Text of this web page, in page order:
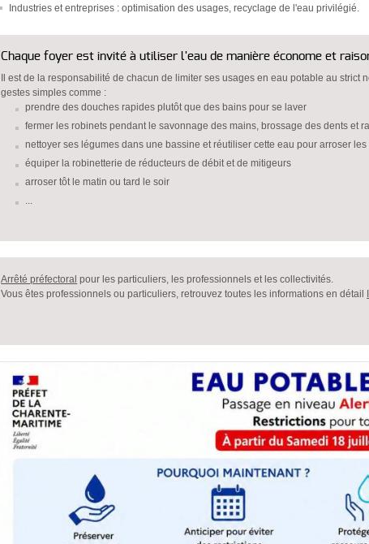
Industries et entreprises : optimisation des usages, recyclage de l'eau privilégié.
Chaque foyer est invité à utiliser l'eau de manière économe et
Il est de la responsabilité de chacun de limiter ses usages en eau potable au strict
gestes simples comme :
prendre des douches rapides plutôt que des bains pour se laver
fermer les robinets pendant le savonnage des mains, brossage des dents et
nettoyer ses légumes dans une bassine et réutiliser cette eau pour arroser
équiper la robinetterie de réducteurs de débit et de mitigeurs
arroser tôt le matin ou tard le soir
Arrêté préfectoral pour les particuliers, les professionnels et les collectivités.
Vous êtes professionnels ou particuliers, retrouvez toutes les informations en détail